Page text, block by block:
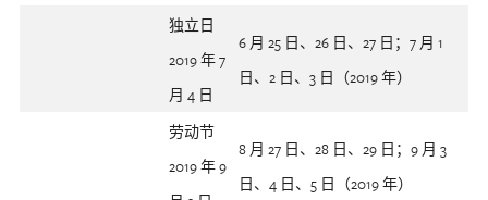
独立日
2019 年 7
月 4 日
6 月 25 日、26 日、27 日；7 月 1
日、2 日、3 日（2019 年）
劳动节
2019 年 9
8 月 27 日、28 日、29 日；9 月 3
日、4 日、5 日（2019 年）